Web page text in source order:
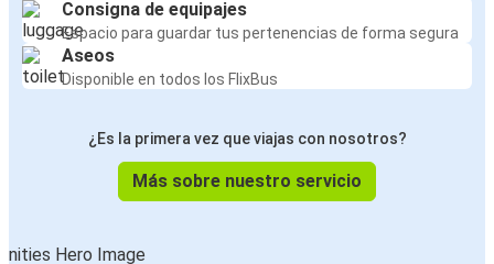
Consigna de equipajes
Espacio para guardar tus pertenencias de forma segura
Aseos
Disponible en todos los FlixBus
¿Es la primera vez que viajas con nosotros?
Más sobre nuestro servicio